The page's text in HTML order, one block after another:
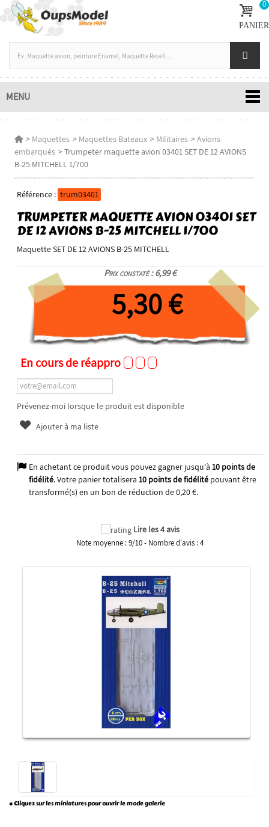
0
PANIER
MENU
> Maquettes > Maquettes Bateaux > Militaires >Avions
embarqués >Trumpeter maquette avion 03401 SET DE 12 AVIONS
B-25 MITCHELL 1/700
Référence : trum03401
TRUMPETER MAQUETTE AVION 03401 SET
DE 12 AVIONS B-25 MITCHELL 1/700
Maquette SET DE 12 AVIONS B-25 MITCHELL
Prix constaté : 6,99 €
5,30 €
En cours de réappro
Prévenez-moi lorsque le produit est disponible
Ajouter à ma liste
En achetant ce produit vous pouvez gagner jusqu'à 10points de
fidélité. Votre panier totalisera 10points de fidélitépouvant être
transformé(s) en un bon de réduction de0,20 €.
Lire les 4 avis
Note moyenne :9/10- Nombre d'avis :4
* Cliquez sur les miniatures pour ouvrir le mode galerie